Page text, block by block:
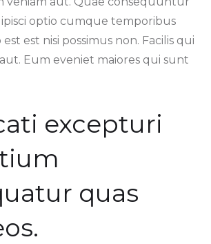
optio cumque temporibus
est nisi possimus non. Facilis qui
Eum eveniet maiores qui sunt
excepturi
quas